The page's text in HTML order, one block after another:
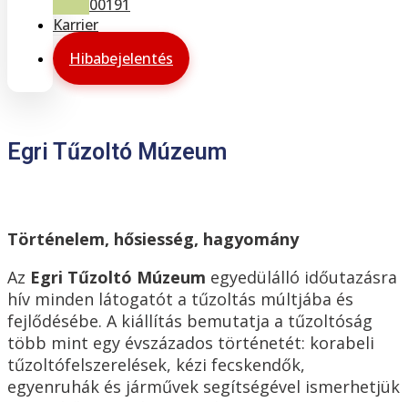
00191
Karrier
Hibabejelentés
Egri Tűzoltó Múzeum
Történelem, hősiesség, hagyomány
Az Egri Tűzoltó Múzeum egyedülálló időutazásra
hív minden látogatót a tűzoltás múltjába és
fejlődésébe. A kiállítás bemutatja a tűzoltóság
több mint egy évszázados történetét: korabeli
tűzoltófelszerelések, kézi fecskendők,
egyenruhák és járművek segítségével ismerhetjük